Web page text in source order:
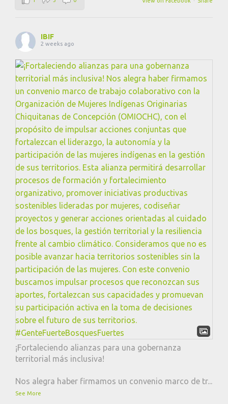
IBIF
2 weeks ago
¡Fortaleciendo alianzas para una gobernanza
territorial más inclusiva!
Nos alegra haber firmamos un convenio marco de tr...
See More